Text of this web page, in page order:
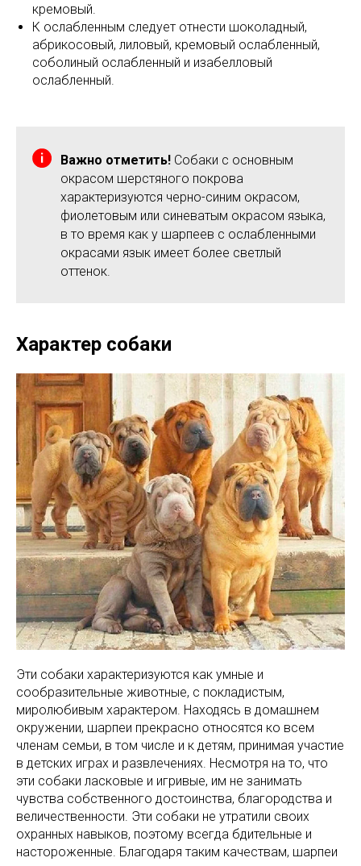
кремовый.
К ослабленным следует отнести шоколадный,
абрикосовый, лиловый, кремовый ослабленный,
соболиный ослабленный и изабелловый
ослабленный.
Важно отметить! Собаки с основным
окрасом шерстяного покрова
характеризуются черно-синим окрасом,
фиолетовым или синеватым окрасом языка,
в то время как у шарпеев с ослабленными
окрасами язык имеет более светлый
оттенок.
Характер собаки
Эти собаки характеризуются как умные и
сообразительные животные, с покладистым,
миролюбивым характером. Находясь в домашнем
окружении, шарпеи прекрасно относятся ко всем
членам семьи, в том числе и к детям, принимая участие
в детских играх и развлечениях. Несмотря на то, что
эти собаки ласковые и игривые, им не занимать
чувства собственного достоинства, благородства и
величественности. Эти собаки не утратили своих
охранных навыков, поэтому всегда бдительные и
настороженные. Благодаря таким качествам, шарпеи